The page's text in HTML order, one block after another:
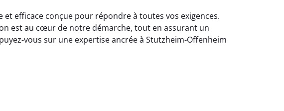
efficace conçue pour répondre à toutes vos exigences.
est au cœur de notre démarche, tout en assurant un
vous sur une expertise ancrée à Stutzheim-Offenheim